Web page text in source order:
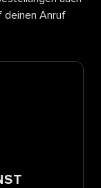
deinen Anruf